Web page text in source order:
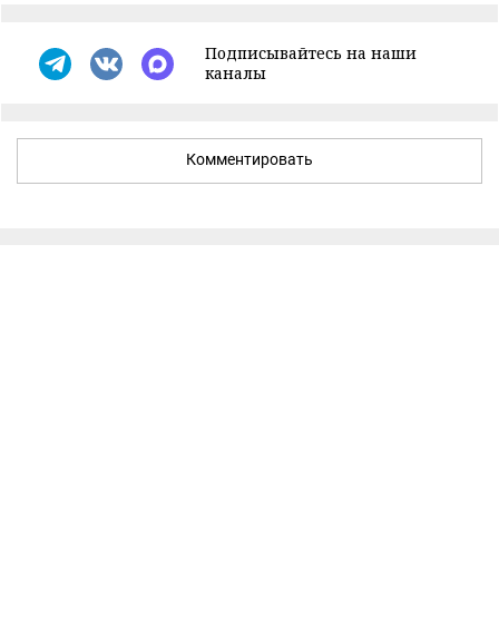
Подписывайтесь на наши
каналы
Комментировать